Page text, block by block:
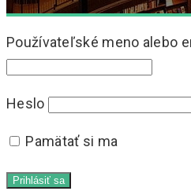
Používateľské meno alebo
Heslo
Pamätať si ma